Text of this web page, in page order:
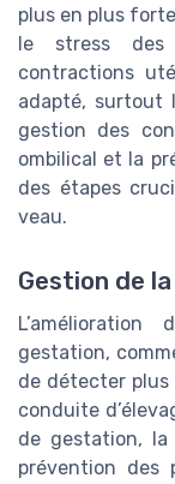
plus en plus
le stress des
contractions
adapté, surtout
gestion des
ombilical et la
des étapes
veau.
Gestion de
gestation,
de détecter
conduite
de gestation,
prévention des